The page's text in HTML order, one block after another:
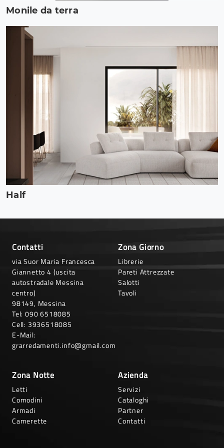
Monile da terra
Half
Contatti
via Suor Maria Francesca
Giannetto 4 (uscita
autostradale Messina
centro)
98149, Messina
Tel: 090 6518085
Cell: 3936518085
E-Mail:
grarredamenti.info@gmail.com
Zona Giorno
Librerie
Pareti Attrezzate
Salotti
Tavoli
Zona Notte
Letti
Comodini
Armadi
Camerette
Azienda
Servizi
Cataloghi
Partner
Contatti